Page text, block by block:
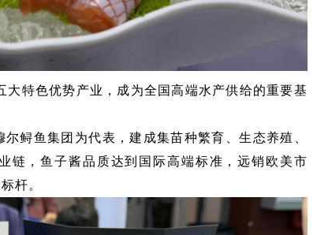
大特色优势产业，成为全国高端水产供给的重要基
尔鲟鱼集团为代表，建成集苗种繁育、生态养殖、
链，鱼子酱品质达到国际高端标准，远销欧美市
杆。